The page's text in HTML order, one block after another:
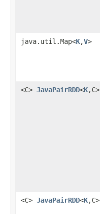
java.util.Map<K,V>
<C> JavaPairRDD<K,C>
<C> JavaPairRDD<K,C>